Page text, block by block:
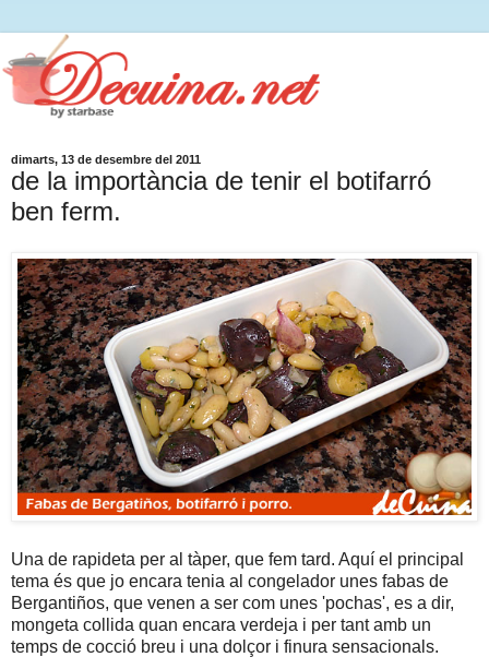
dimarts, 13 de desembre del 2011
de la importància de tenir el botifarró
ben ferm.
Una de rapideta per al tàper, que fem tard. Aquí el principal
tema és que jo encara tenia al congelador unes fabas de
Bergantiños, que venen a ser com unes 'pochas', es a dir,
mongeta collida quan encara verdeja i per tant amb un
temps de cocció breu i una dolçor i finura sensacionals.